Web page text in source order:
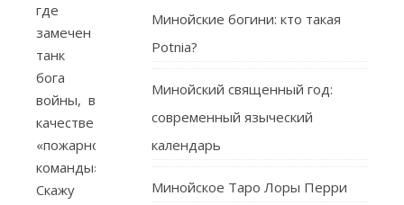
где
замечен
танк
бога
войны, в
качестве
«пожарной
команды».
Скажу
Минойские богини: кто такая
Potnia?
Минойский священный год:
современный языческий
календарь
Минойское Таро Лоры Перри